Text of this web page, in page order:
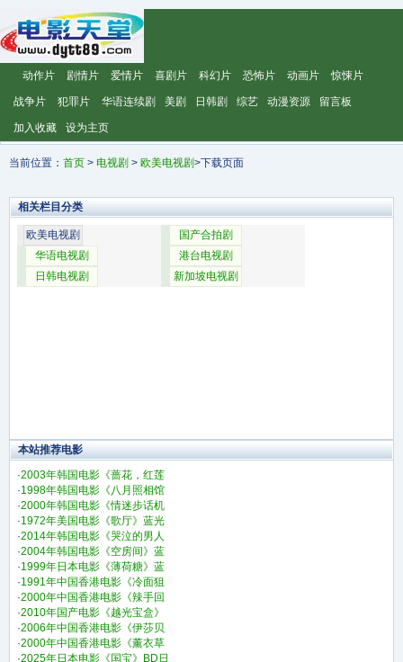
动作片 剧情片 爱情片 喜剧片 科幻片 恐怖片 动画片 惊悚片
战争片 犯罪片 华语连续剧 美剧 日韩剧 综艺 动漫资源 留言板
加入收藏 设为主页
当前位置： 首页 > 电视剧 > 欧美电视剧>下载页面
相关栏目分类
欧美电视剧
国产合拍剧
华语电视剧
港台电视剧
日韩电视剧
新加坡电视剧
本站推荐电影
·2003年韩国电影《蔷花，红莲
·1998年韩国电影《八月照相馆
·2000年韩国电影《情迷步话机
·1972年美国电影《歌厅》蓝光
·2014年韩国电影《哭泣的男人
·2004年韩国电影《空房间》蓝
·1999年日本电影《薄荷糖》蓝
·1991年中国香港电影《冷面狙
·2000年中国香港电影《辣手回
·2010年国产电影《越光宝盒》
·2006年中国香港电影《伊莎贝
·2000年中国香港电影《薰衣草
·2025年日本电影《国宝》BD日